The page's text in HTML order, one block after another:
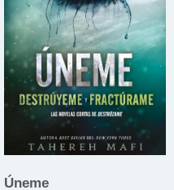
Úneme